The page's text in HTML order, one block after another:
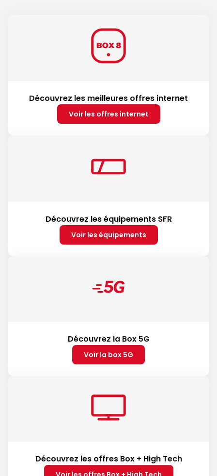
Découvrez les meilleures offres internet
Voir les offres internet
Découvrez les équipements SFR
Voir les équipements
Découvrez la Box 5G
Voir la box 5G
Découvrez les offres Box + High Tech